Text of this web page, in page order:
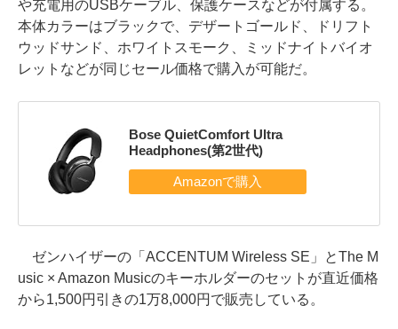
や充電用のUSBケーブル、保護ケースなどが付属する。
本体カラーはブラックで、デザートゴールド、ドリフト
ウッドサンド、ホワイトスモーク、ミッドナイトバイオ
レットなどが同じセール価格で購入が可能だ。
Bose QuietComfort Ultra
Headphones(第2世代)
ゼンハイザーの「ACCENTUM Wireless SE」とThe M
usic × Amazon Musicのキーホルダーのセットが直近価格
から1,500円引きの1万8,000円で販売している。